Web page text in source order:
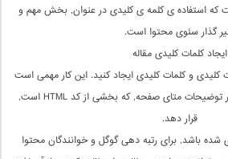
استفاده ی کلمه ی کلیدی در عنوان, بخش مهم و
گذار سئوی محتوا است.
ایجاد کلمات کلیدی مقاله
کلیدی و کلمات کلیدی ایجاد کنید. این کار مهمی است
و ناشر شما می تواند آنها را در توضیحات متای صفحه, که بخشی از کد HTML است,
قرار دهد.
باشد, برای رتبه دهی گوگل و خوانندگان محتوا